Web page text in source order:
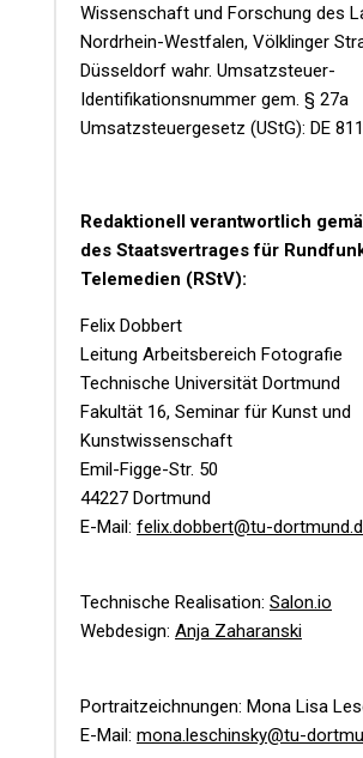
Wissenschaft und Forschung des
Nordrhein-Westfalen, Völklinger
Düsseldorf wahr. Umsatzsteuer-
Identifikationsnummer gem. § 27a
Umsatzsteuergesetz (UStG): DE
Redaktionell verantwortlich
des Staatsvertrages für
Telemedien (RStV):
Felix Dobbert
Leitung Arbeitsbereich Fotografie
Technische Universität Dortmund
Fakultät 16, Seminar für Kunst und
Kunstwissenschaft
Emil-Figge-Str. 50
44227 Dortmund
E-Mail: felix.dobbert@tu-
Technische Realisation: Salon.io
Webdesign: Anja Zaharanski
Portraitzeichnungen: Mona Lisa
E-Mail: mona.leschinsky@tu-